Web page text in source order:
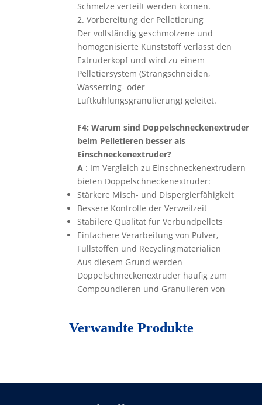
Schmelze verteilt werden können.
2. Vorbereitung der Pelletierung
Der vollständig geschmolzene und
homogenisierte Kunststoff verlässt den
Extruderkopf und wird zu einem
Pelletiersystem (Strangschneiden,
Wasserring- oder
Luftkühlungsgranulierung) geleitet.
F4: Warum sind Doppelschneckenextruder
beim Pelletieren besser als
Einschneckenextruder?
A : Im Vergleich zu Einschneckenextrudern
bieten Doppelschneckenextruder:
Stärkere Misch- und Dispergierfähigkeit
Bessere Kontrolle der Verweilzeit
Stabilere Qualität für Verbundpellets
Einfachere Verarbeitung von Pulver,
Füllstoffen und Recyclingmaterialien
Aus diesem Grund werden
Doppelschneckenextruder häufig zum
Compoundieren und Granulieren von
F5: Welche Rolle spielen dabei Scherung
Additive gleichmäßig verteilen
Verwandte Produkte